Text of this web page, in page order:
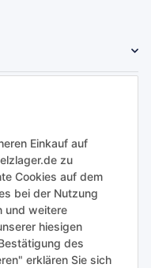
Einkauf auf
zu
Cookies auf dem
bei der Nutzung
und weitere
hiesigen
des
erklären Sie sich